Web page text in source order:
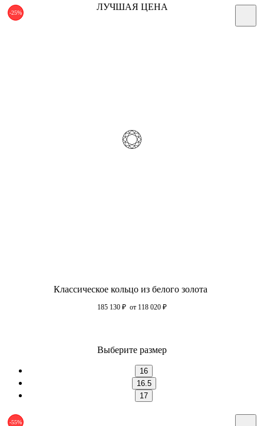
-25%
ЛУЧШАЯ ЦЕНА
Классическое кольцо из белого золота
185 130 ₽ от 118 020 ₽
Выберите размер
16
16.5
17
-55%